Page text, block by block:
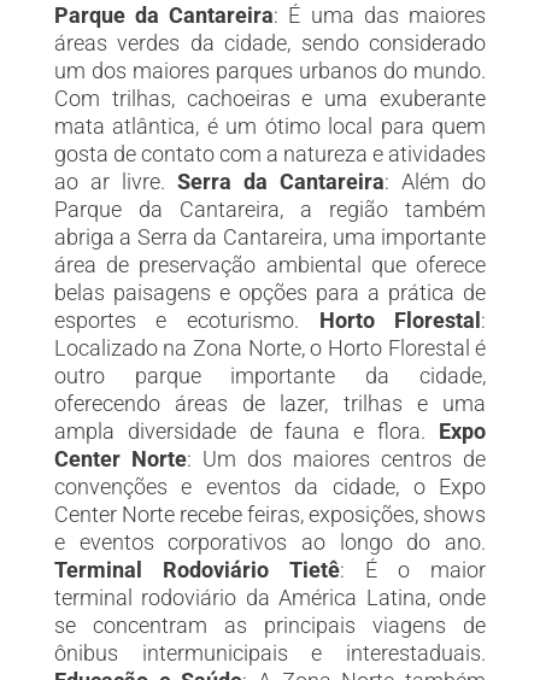
Parque da Cantareira: É uma das maiores
áreas verdes da cidade, sendo considerado
um dos maiores parques urbanos do mundo.
Com trilhas, cachoeiras e uma exuberante
mata atlântica, é um ótimo local para quem
gosta de contato com a natureza e atividades
ao ar livre. Serra da Cantareira: Além do
Parque da Cantareira, a região também
abriga a Serra da Cantareira, uma importante
área de preservação ambiental que oferece
belas paisagens e opções para a prática de
esportes e ecoturismo. Horto Florestal :
Localizado na Zona Norte, o Horto Florestal é
outro parque importante da cidade,
oferecendo áreas de lazer, trilhas e uma
ampla diversidade de fauna e flora. Expo
Center Norte: Um dos maiores centros de
convenções e eventos da cidade, o Expo
Center Norte recebe feiras, exposições, shows
e eventos corporativos ao longo do ano.
Terminal Rodoviário Tietê: É o maior
terminal rodoviário da América Latina, onde
se concentram as principais viagens de
ônibus intermunicipais e interestaduais.